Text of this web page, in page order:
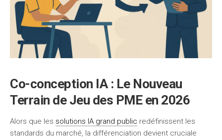
Co-conception IA : Le Nouveau
Terrain de Jeu des PME en 2026
Alors que les solutions IA grand public redéfinissent les
standards du marché, la différenciation devient cruciale